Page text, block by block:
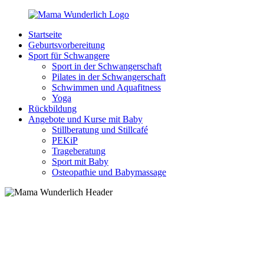
Zurück
Inhalt
MamaWunderlich.de
Mutti
sein
wunderbar!
Startseite
Geburtsvorbereitung
Sport für Schwangere
Sport in der Schwangerschaft
Pilates in der Schwangerschaft
Schwimmen und Aquafitness
Yoga
Rückbildung
Angebote und Kurse mit Baby
Stillberatung und Stillcafé
PEKiP
Trageberatung
Sport mit Baby
Osteopathie und Babymassage